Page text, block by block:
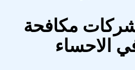
شركات مكافحة
الاحساء